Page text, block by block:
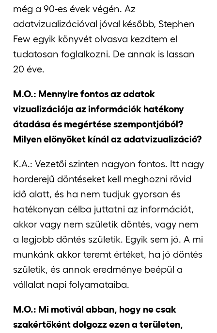
még a 90-es évek végén. Az
adatvizualizációval jóval később, Stephen
Few egyik könyvét olvasva kezdtem el
tudatosan foglalkozni. De annak is lassan
20 éve.
M.O.: Mennyire fontos az adatok
vizualizációja az információk hatékony
átadása és megértése szempontjából?
Milyen előnyöket kínál az adatvizualizáció?
K.A.: Vezetői szinten nagyon fontos. Itt nagy
horderejű döntéseket kell meghozni rövid
idő alatt, és ha nem tudjuk gyorsan és
hatékonyan célba juttatni az információt,
akkor vagy nem születik döntés, vagy nem
a legjobb döntés születik. Egyik sem jó. A mi
munkánk akkor teremt értéket, ha jó döntés
születik, és annak eredménye beépül a
vállalat napi folyamataiba.
M.O.: Mi motivál abban, hogy ne csak
szakértőként dolgozz ezen a területen,